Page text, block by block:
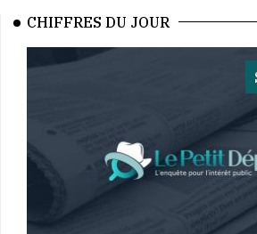
CHIFFRES DU JOUR